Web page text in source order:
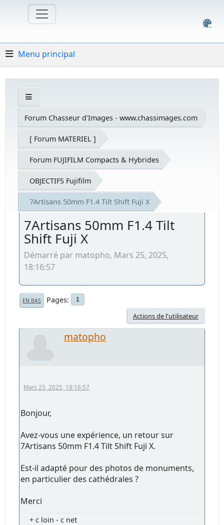
Menu principal
Forum Chasseur d'Images - www.chassimages.com
[ Forum MATERIEL ]
Forum FUJIFILM Compacts & Hybrides
OBJECTIFS Fujifilm
7Artisans 50mm F1.4 Tilt Shift Fuji X
7Artisans 50mm F1.4 Tilt
Shift Fuji X
Démarré par matopho, Mars 25, 2025,
18:16:57
EN BAS Pages 1
Actions de l'utilisateur
matopho
Mars 25, 2025, 18:16:57
Bonjour,
Avez-vous une expérience, un retour sur
7Artisans 50mm F1.4 Tilt Shift Fuji X.
Est-il adapté pour des photos de monuments,
en particulier des cathédrales ?
Merci
+ c loin - c net